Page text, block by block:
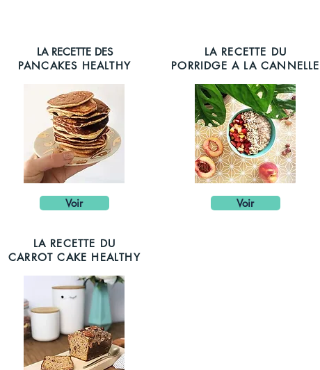
LA RECETTE DES
PANCAKES HEALTHY
Voir
LA RECETTE DU
PORRIDGE A LA CANNELLE
Voir
LA RECETTE DU
CARROT CAKE HEALTHY